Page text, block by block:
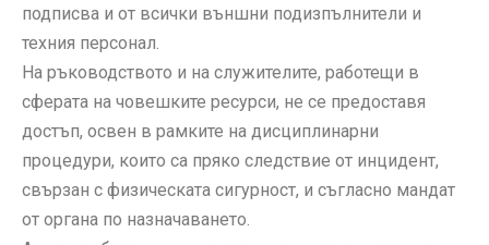
подписва и от всички външни подизпълнители и
техния персонал.
На ръководството и на служителите, работещи в
сферата на човешките ресурси, не се предоставя
достъп, освен в рамките на дисциплинарни
процедури, които са пряко следствие от инцидент,
свързан с физическата сигурност, и съгласно мандат
от органа по назначаването.